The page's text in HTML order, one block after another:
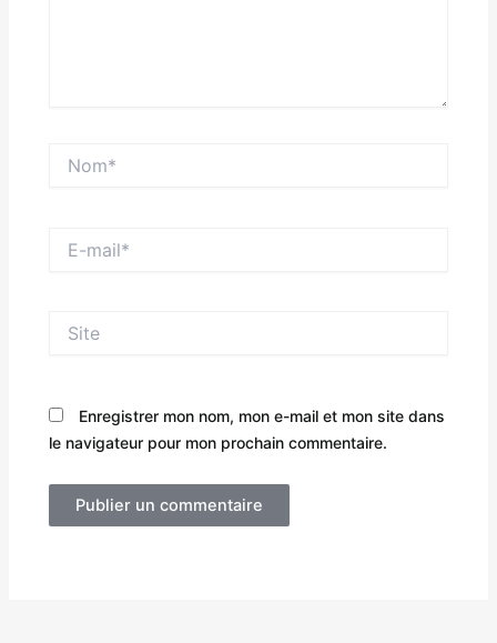
mail*
Enregistrer mon nom, mon e-mail et mon site dans
le navigateur pour mon prochain commentaire.